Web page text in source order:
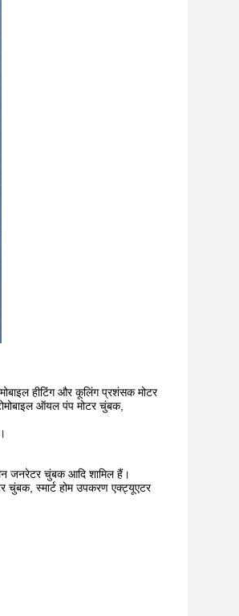
हीटिंग और कूलिंग प्रशंसक मोटर
ऑयल पंप मोटर चुंबक,
जनरेटर चुंबक आदि शामिल हैं।
चुंबक, स्मार्ट होम उपकरण एक्ट्यूएटर